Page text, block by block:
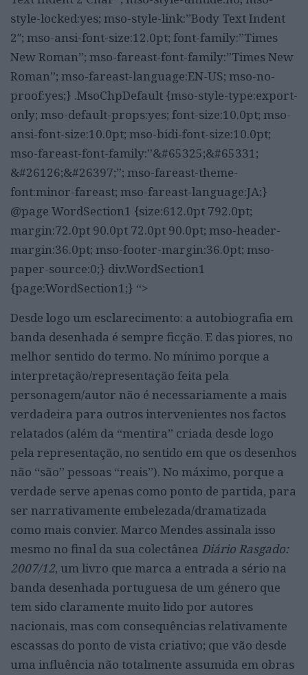
style-locked:yes; mso-style-link:”Body Text Indent
2″; mso-ansi-font-size:12.0pt; font-family:”Times
New Roman”; mso-fareast-font-family:”Times New
Roman”; mso-fareast-language:EN-US; mso-no-
proof:yes;} .MsoChpDefault {mso-style-type:export-
only; mso-default-props:yes; font-size:10.0pt; mso-
ansi-font-size:10.0pt; mso-bidi-font-size:10.0pt;
mso-fareast-font-family:”&#65325;&#65331;
&#26126;&#26397;”; mso-fareast-theme-
font:minor-fareast; mso-fareast-language:JA;}
@page WordSection1 {size:612.0pt 792.0pt;
margin:72.0pt 90.0pt 72.0pt 90.0pt; mso-header-
margin:36.0pt; mso-footer-margin:36.0pt; mso-
paper-source:0;} div.WordSection1
{page:WordSection1;} “>
Desde logo um esclarecimento: a autobiografia em
banda desenhada é sempre ficção. E das piores, no
melhor sentido do termo. No mínimo porque a
interpretação/representação feita pela
personagem/autor não é necessariamente a mais
verdadeira para outros intervenientes nos factos
relatados (além da “mentira” criada desde logo
pela representação, no sentido em que os desenhos
não “são” pessoas “reais”). No máximo, porque a
verdade serve apenas como ponto de partida, para
ser narrativamente embelezada/dramatizada
como mais convier. Marco Mendes assinala isso
mesmo no final da sua colectânea Diário Rasgado:
2007/12, um livro que marca a entrada a sério na
banda desenhada portuguesa de um género que
tem sido claramente muito lido por autores
nacionais, mas com consequências relativamente
escassas do ponto de vista criativo; que vão desde
uma influência não totalmente assumida em obras